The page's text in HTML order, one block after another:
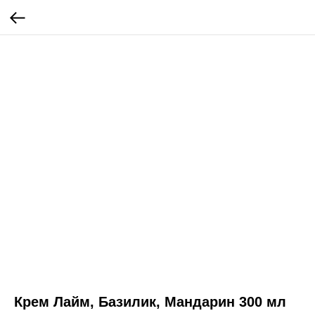
Крем Лайм, Базилик, Мандарин 300 мл